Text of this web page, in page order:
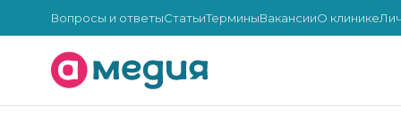
Вопросы и ответыСтатьиТерминыВакансииО клинике